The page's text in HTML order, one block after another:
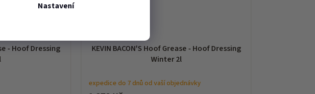
Nastavení
- Hoof Dressing
KEVIN BACON'S Hoof Grease - Hoof Dressing
Winter 2l
expedice do 7 dnů od vaší objednávky